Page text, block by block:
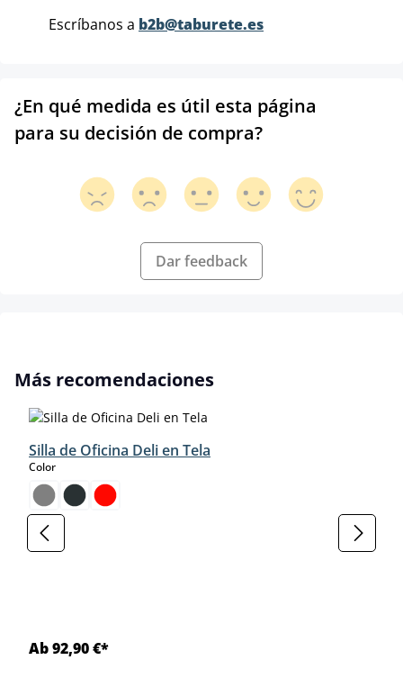
Escríbanos a b2b@taburete.es
¿En qué medida es útil esta página
para su decisión de compra?
Dar feedback
Omitir la galería de productos
Más recomendaciones
Silla de Oficina Deli en Tela
Colorselect
Ab 92,90 €*